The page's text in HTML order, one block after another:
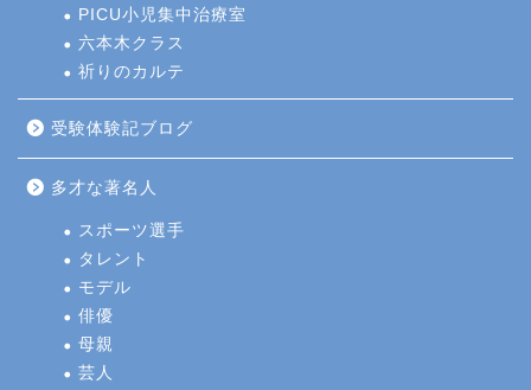
PICU小児集中治療室
六本木クラス
祈りのカルテ
受験体験記ブログ
多才な著名人
スポーツ選手
タレント
モデル
俳優
母親
芸人